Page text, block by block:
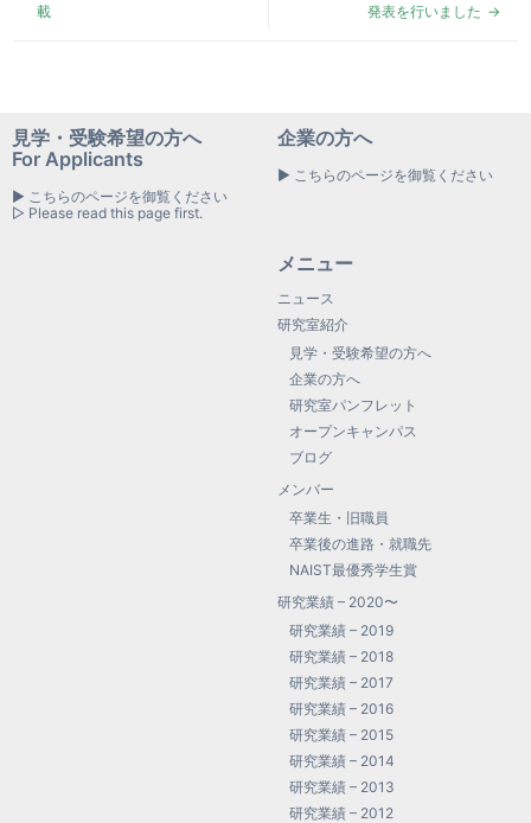
載
発表を行いました
見学・受験希望の方へ
For Applicants
▶ こちらのページを御覧ください
▷ Please read this page first.
企業の方へ
▶ こちらのページを御覧ください
メニュー
ニュース
研究室紹介
見学・受験希望の方へ
企業の方へ
研究室パンフレット
オープンキャンパス
ブログ
メンバー
卒業生・旧職員
卒業後の進路・就職先
NAIST最優秀学生賞
研究業績 – 2020〜
研究業績 – 2019
研究業績 – 2018
研究業績 – 2017
研究業績 – 2016
研究業績 – 2015
研究業績 – 2014
研究業績 – 2013
研究業績 – 2012